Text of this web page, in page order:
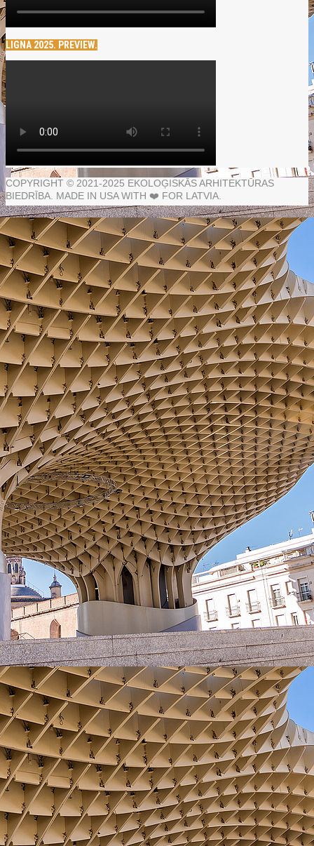
LIGNA 2025. PREVIEW.
COPYRIGHT © 2021-2025 EKOLOĢISKĀS ARHITEKTŪRAS
BIEDRĪBA. MADE IN USA WITH ❤️ FOR LATVIA.